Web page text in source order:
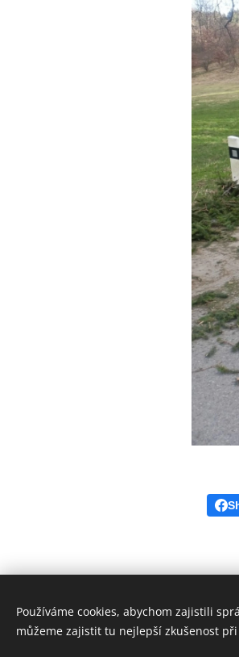
Sbor
Používáme cookies, abychom zajistili
můžeme zajistit tu nejlepší zkušenost